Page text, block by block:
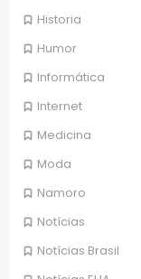
Historia
Humor
Informática
Internet
Medicina
Moda
Namoro
Notícias
Notícias Brasil